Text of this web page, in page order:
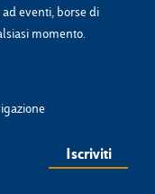
eventi, borse di
momento.